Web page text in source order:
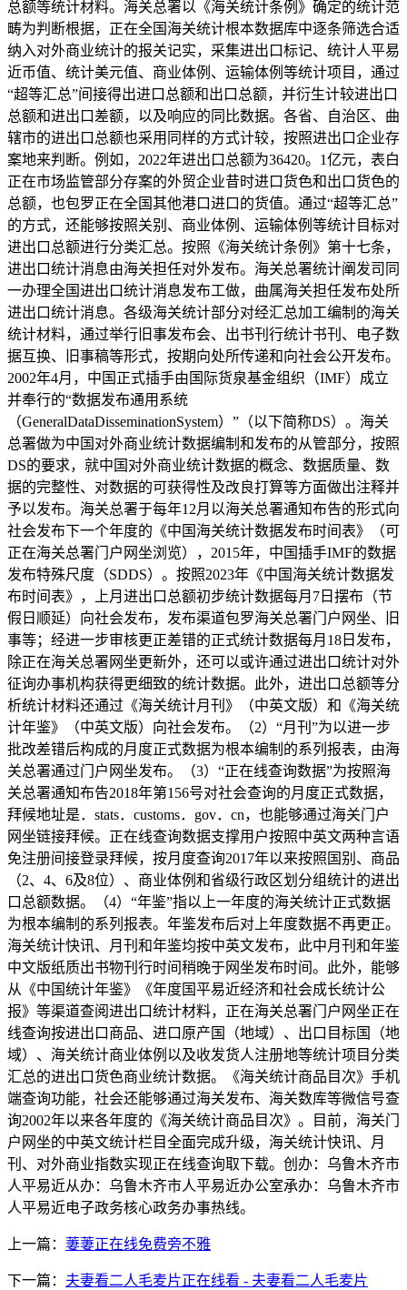
总额等统计材料。海关总署以《海关统计条例》确定的统计范
畴为判断根据，正在全国海关统计根本数据库中逐条筛选合适
纳入对外商业统计的报关记实，采集进出口标记、统计人平易
近币值、统计美元值、商业体例、运输体例等统计项目，通过
“超等汇总”间接得出进口总额和出口总额，并衍生计较进出口
总额和进出口差额，以及响应的同比数据。各省、自治区、曲
辖市的进出口总额也采用同样的方式计较，按照进出口企业存
案地来判断。例如，2022年进出口总额为36420。1亿元，表白
正在市场监管部分存案的外贸企业昔时进口货色和出口货色的
总额，也包罗正在全国其他港口进口的货值。通过“超等汇总”
的方式，还能够按照关别、商业体例、运输体例等统计目标对
进出口总额进行分类汇总。按照《海关统计条例》第十七条，
进出口统计消息由海关担任对外发布。海关总署统计阐发司同
一办理全国进出口统计消息发布工做，曲属海关担任发布处所
进出口统计消息。各级海关统计部分对经汇总加工编制的海关
统计材料，通过举行旧事发布会、出书刊行统计书刊、电子数
据互换、旧事稿等形式，按期向处所传递和向社会公开发布。
2002年4月，中国正式插手由国际货泉基金组织（IMF）成立
并奉行的“数据发布通用系统
（GeneralDataDisseminationSystem）”（以下简称DS）。海关
总署做为中国对外商业统计数据编制和发布的从管部分，按照
DS的要求，就中国对外商业统计数据的概念、数据质量、数
据的完整性、对数据的可获得性及改良打算等方面做出注释并
予以发布。海关总署于每年12月以海关总署通知布告的形式向
社会发布下一个年度的《中国海关统计数据发布时间表》（可
正在海关总署门户网坐浏览），2015年，中国插手IMF的数据
发布特殊尺度（SDDS）。按照2023年《中国海关统计数据发
布时间表》，上月进出口总额初步统计数据每月7日摆布（节
假日顺延）向社会发布，发布渠道包罗海关总署门户网坐、旧
事等；经进一步审核更正差错的正式统计数据每月18日发布，
除正在海关总署网坐更新外，还可以或许通过进出口统计对外
征询办事机构获得更细致的统计数据。此外，进出口总额等分
析统计材料还通过《海关统计月刊》（中英文版）和《海关统
计年鉴》（中英文版）向社会发布。（2）“月刊”为以进一步
批改差错后构成的月度正式数据为根本编制的系列报表，由海
关总署通过门户网坐发布。（3）“正在线查询数据”为按照海
关总署通知布告2018年第156号对社会查询的月度正式数据，
拜候地址是．stats．customs．gov．cn，也能够通过海关门户
网坐链接拜候。正在线查询数据支撑用户按照中英文两种言语
免注册间接登录拜候，按月度查询2017年以来按照国别、商品
（2、4、6及8位）、商业体例和省级行政区划分组统计的进出
口总额数据。（4）“年鉴”指以上一年度的海关统计正式数据
为根本编制的系列报表。年鉴发布后对上年度数据不再更正。
海关统计快讯、月刊和年鉴均按中英文发布，此中月刊和年鉴
中文版纸质出书物刊行时间稍晚于网坐发布时间。此外，能够
从《中国统计年鉴》《年度国平易近经济和社会成长统计公
报》等渠道查阅进出口统计材料，正在海关总署门户网坐正在
线查询按进出口商品、进口原产国（地域）、出口目标国（地
域）、海关统计商业体例以及收发货人注册地等统计项目分类
汇总的进出口货色商业统计数据。《海关统计商品目次》手机
端查询功能，社会还能够通过海关发布、海关数库等微信号查
询2002年以来各年度的《海关统计商品目次》。目前，海关门
户网坐的中英文统计栏目全面完成升级，海关统计快讯、月
刊、对外商业指数实现正在线查询取下载。创办：乌鲁木齐市
人平易近从办：乌鲁木齐市人平易近办公室承办：乌鲁木齐市
人平易近电子政务核心政务办事热线。
上一篇： 萋萋正在线免费旁不雅
下一篇： 夫妻看二人毛麦片正在线看 - 夫妻看二人毛麦片